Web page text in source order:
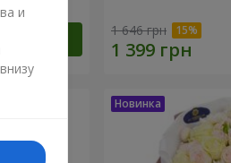
1 646 грн
и